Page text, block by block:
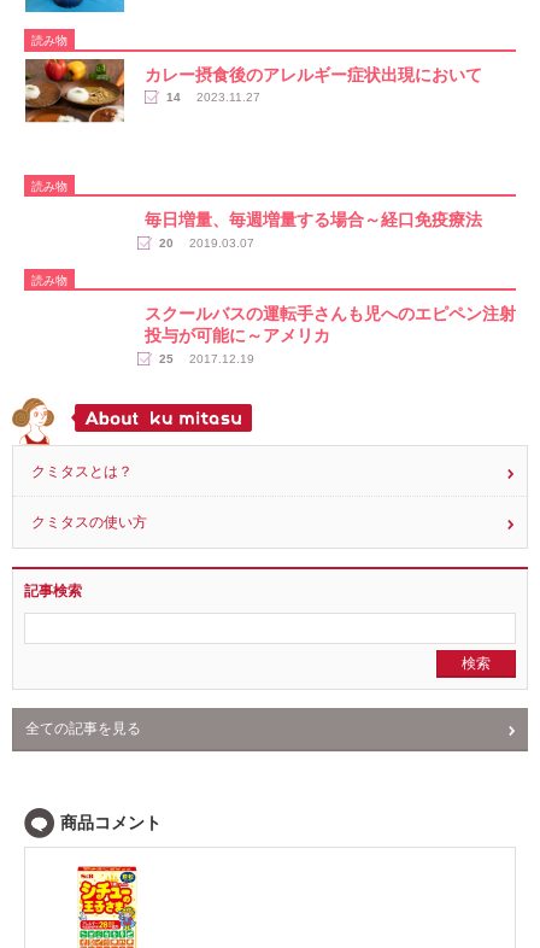
読み物
20 2019.03.07
スクールバスの運転手さんも児へのエピペン注射
記事検索
全ての記事を見る